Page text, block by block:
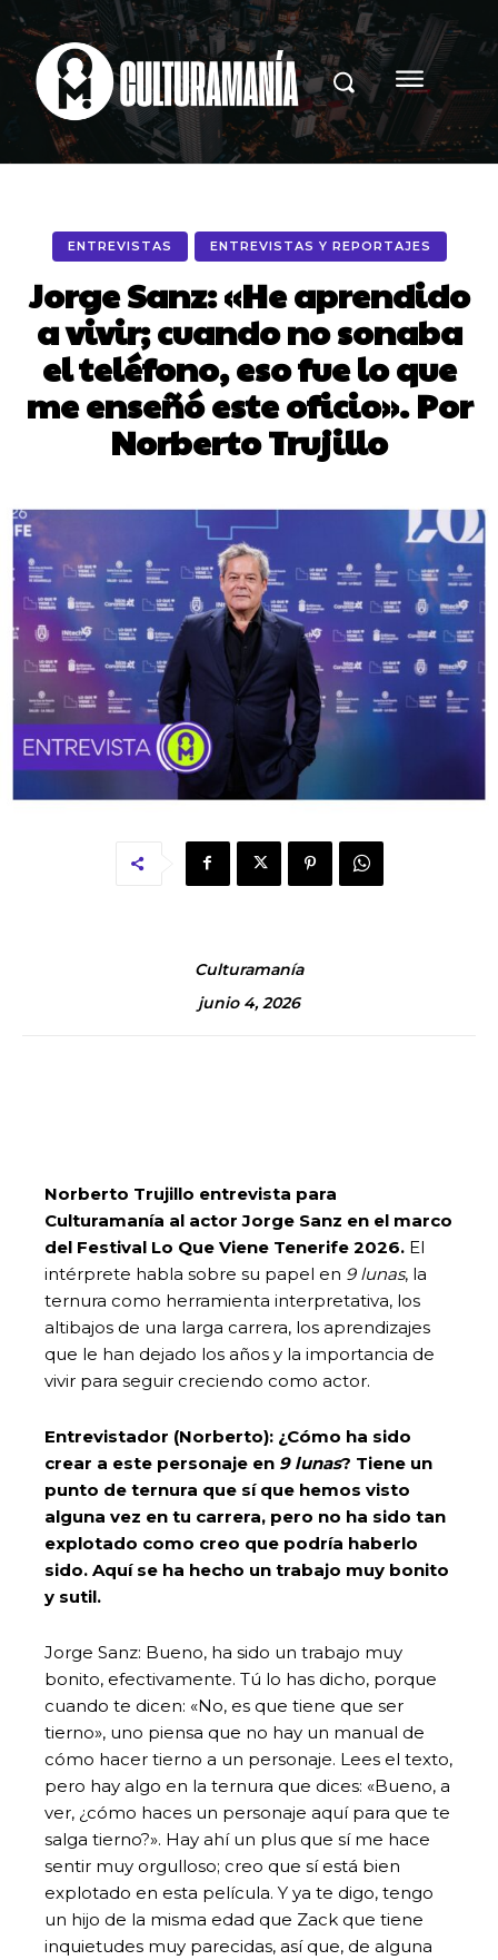
ENTREVISTAS ENTREVISTAS Y REPORTAJES
Jorge Sanz: «He aprendido
a vivir; cuando no sonaba
el teléfono, eso fue lo que
me enseñó este oficio». Por
Norberto Trujillo
Culturamanía
junio 4, 2026
Norberto Trujillo entrevista para
Culturamanía al actor Jorge Sanz en el marco
del Festival Lo Que Viene Tenerife 2026. El
intérprete habla sobre su papel en 9 lunas, la
ternura como herramienta interpretativa, los
altibajos de una larga carrera, los aprendizajes
que le han dejado los años y la importancia de
vivir para seguir creciendo como actor.
Entrevistador (Norberto): ¿Cómo ha sido
crear a este personaje en 9 lunas? Tiene un
punto de ternura que sí que hemos visto
alguna vez en tu carrera, pero no ha sido tan
explotado como creo que podría haberlo
sido. Aquí se ha hecho un trabajo muy bonito
y sutil.
Jorge Sanz: Bueno, ha sido un trabajo muy
bonito, efectivamente. Tú lo has dicho, porque
cuando te dicen: «No, es que tiene que ser
tierno», uno piensa que no hay un manual de
cómo hacer tierno a un personaje. Lees el texto,
pero hay algo en la ternura que dices: «Bueno, a
ver, ¿cómo haces un personaje aquí para que te
salga tierno?». Hay ahí un plus que sí me hace
sentir muy orgulloso; creo que sí está bien
explotado en esta película. Y ya te digo, tengo
un hijo de la misma edad que Zack que tiene
inquietudes muy parecidas, así que, de alguna